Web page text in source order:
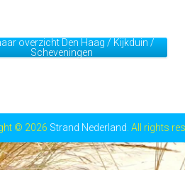
overzicht Den Haag / Kijkduin /
Scheveningen
© 2026 Strand Nederland . All rights